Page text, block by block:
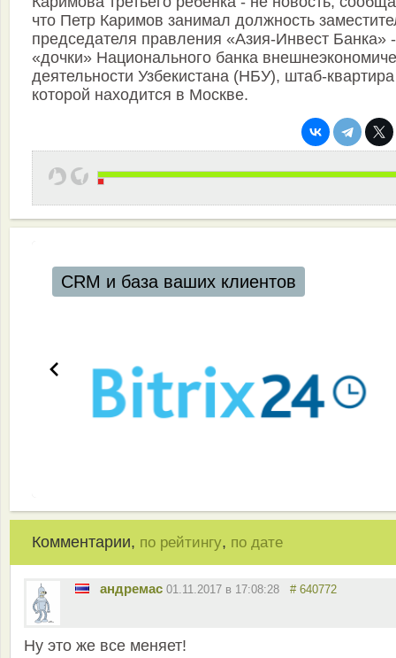
что Петр Каримов занимал должность
председателя правления «Азия-Инвест Банка» -
«дочки» Национального банка
деятельности Узбекистана (НБУ), штаб-квартира
которой находится в Москве.
CRM и база ваших клиентов
Комментарии, по рейтингу, по дате
андремас 01.11.2017 в 17:08:28 # 640772
Ну это же все меняет!